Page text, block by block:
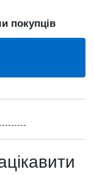
покупців